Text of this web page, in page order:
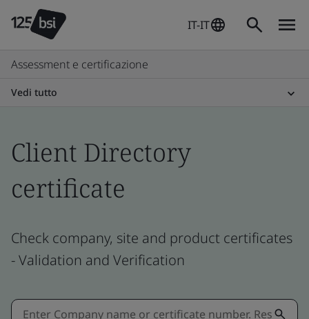
IT-IT
Assessment e certificazione
Vedi tutto
Client Directory
certificate
Check company, site and product certificates
- Validation and Verification